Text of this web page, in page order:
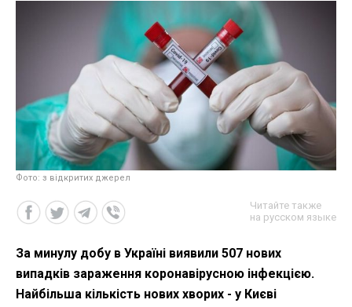
Фото: з відкритих джерел
Читайте также
на русском языке
За минулу добу в Україні виявили 507 нових
випадків зараження коронавірусною інфекцією.
Найбільша кількість нових хворих - у Києві